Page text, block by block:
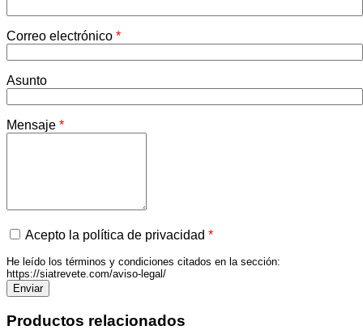
Correo electrónico *
Asunto
Mensaje *
Acepto la política de privacidad *
He leído los términos y condiciones citados en la sección:
https://siatrevete.com/aviso-legal/
Productos relacionados